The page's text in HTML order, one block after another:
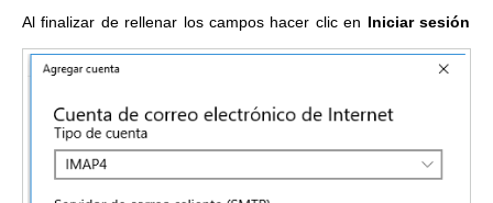
Al finalizar de rellenar los campos hacer clic en Iniciar sesión